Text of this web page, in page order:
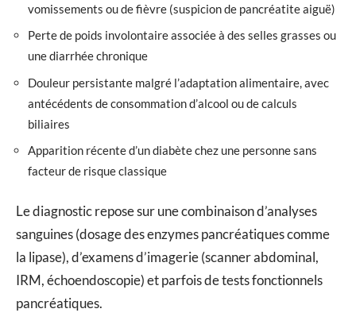
vomissements ou de fièvre (suspicion de pancréatite aiguë)
Perte de poids involontaire associée à des selles grasses ou
une diarrhée chronique
Douleur persistante malgré l’adaptation alimentaire, avec
antécédents de consommation d’alcool ou de calculs
biliaires
Apparition récente d’un diabète chez une personne sans
facteur de risque classique
Le diagnostic repose sur une combinaison d’analyses
sanguines (dosage des enzymes pancréatiques comme
la lipase), d’examens d’imagerie (scanner abdominal,
IRM, échoendoscopie) et parfois de tests fonctionnels
pancréatiques.